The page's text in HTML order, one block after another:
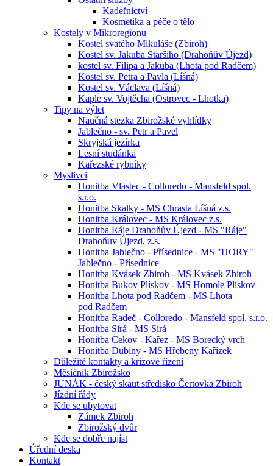
Kadeřnictví
Kosmetika a péče o tělo
Kostely v Mikroregionu
Kostel svatého Mikuláše (Zbiroh)
Kostel sv. Jakuba Staršího (Drahoňův Újezd)
kostel sv. Filipa a Jakuba (Lhota pod Radčem)
Kostel sv. Petra a Pavla (Líšná)
Kostel sv. Václava (Líšná)
Kaple sv. Vojtěcha (Ostrovec - Lhotka)
Tipy na výlet
Naučná stezka Zbirožské vyhlídky
Jablečno - sv. Petr a Pavel
Skryjská jezírka
Lesní studánka
Kařezské rybníky
Myslivci
Honitba Vlastec - Colloredo - Mansfeld spol.
s.r.o.
Honitba Skalky - MS Chrasta Líšná z.s.
Honitba Královec - MS Královec z.s.
Honitba Ráje Drahoňův Újezd - MS "Ráje"
Drahoňuv Újezd, z.s.
Honitba Jablečno - Přísednice - MS "HORY"
Jablečno - Přísednice
Honitba Kvásek Zbiroh - MS Kvásek Zbiroh
Honitba Bukov Plískov - MS Homole Plískov
Honitba Lhota pod Radčem - MS Lhota
pod Radčem
Honitba Radeč - Colloredo - Mansfeld spol. s.r.o.
Honitba Sirá - MS Sirá
Honitba Cekov - Kařez - MS Borecký vrch
Honitba Dubiny - MS Hřebeny Kařízek
Důležité kontakty a krizové řízení
Měsíčník Zbirožsko
JUNÁK - český skaut středisko Čertovka Zbiroh
Jízdní řády
Kde se ubytovat
Zámek Zbiroh
Zbirožský dvůr
Kde se dobře najíst
Úřední deska
Kontakt